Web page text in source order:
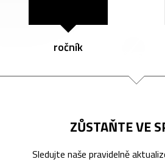
ročník
ZŮSTAŇTE VE
Sledujte naše pravidelně